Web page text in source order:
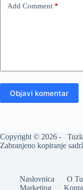
Add Comment *
Objavi komentar
Copyright © 2026 -
Zabranjeno kopiranje
Naslovnica O
Marketing